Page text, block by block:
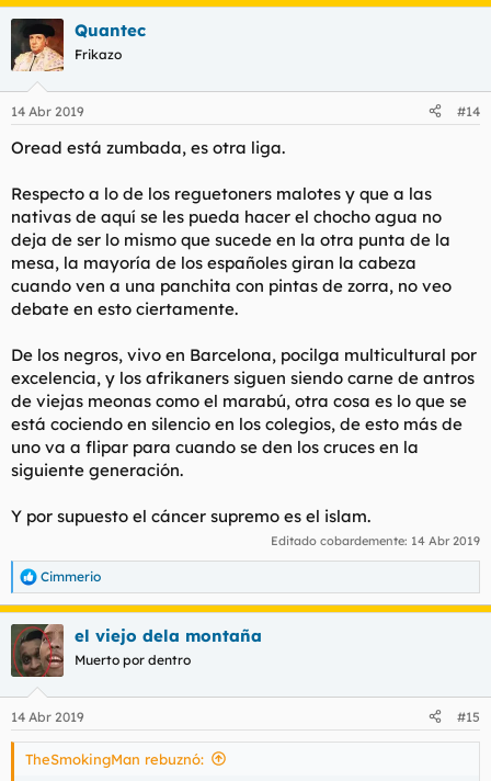
a
c
i
e
:
Quantec
Frikazo
14 Abr 2019 #14
Oread está zumbada, es otra liga.
Respecto a lo de los reguetoners malotes y que a las
nativas de aquí se les pueda hacer el chocho agua no
deja de ser lo mismo que sucede en la otra punta de la
mesa, la mayoría de los españoles giran la cabeza
cuando ven a una panchita con pintas de zorra, no veo
debate en esto ciertamente.
De los negros, vivo en Barcelona, pocilga multicultural por
excelencia, y los afrikaners siguen siendo carne de antros
de viejas meonas como el marabú, otra cosa es lo que se
está cociendo en silencio en los colegios, de esto más de
uno va a flipar para cuando se den los cruces en la
siguiente generación.
Y por supuesto el cáncer supremo es el islam.
Editado cobardemente: 14 Abr 2019
R
e
a
c
c
i
e
s
Cimmerio
el viejo dela montaña
Muerto por dentro
14 Abr 2019 #15
TheSmokingMan rebuznó: